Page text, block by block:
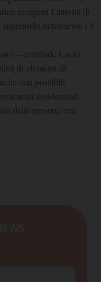
recupera l’attività di
nettamente i 5
– conclude Lucio
di elementi di
con possibili
assistenziali
delle persone con